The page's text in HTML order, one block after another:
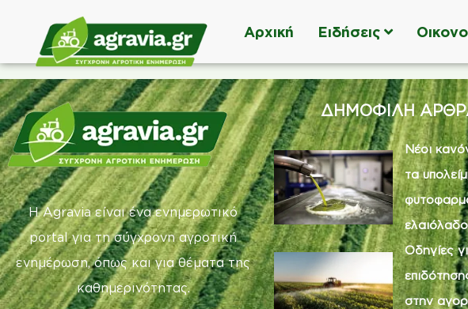
Αρχική Ειδήσεις
Η Agravia είναι ένα ενημερωτικό
portal για τη σύγχρονη αγροτική
ενημέρωση, όπως και για θέματα της
καθημερινότητας.
ΔΗΜΟΦΙΛΗ
Νέοι
τα
ελαιόλαδο
Οδηγίες
στην